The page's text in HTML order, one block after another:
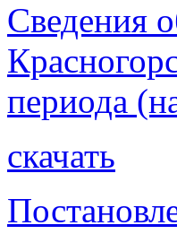
Сведения
периода
скачать